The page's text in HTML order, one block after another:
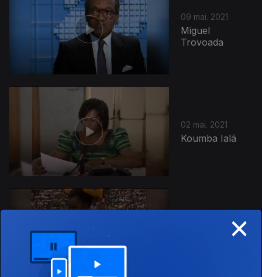
09 mai. 2021
Miguel
Trovoada
02 mai. 2021
Koumba Ialá
×